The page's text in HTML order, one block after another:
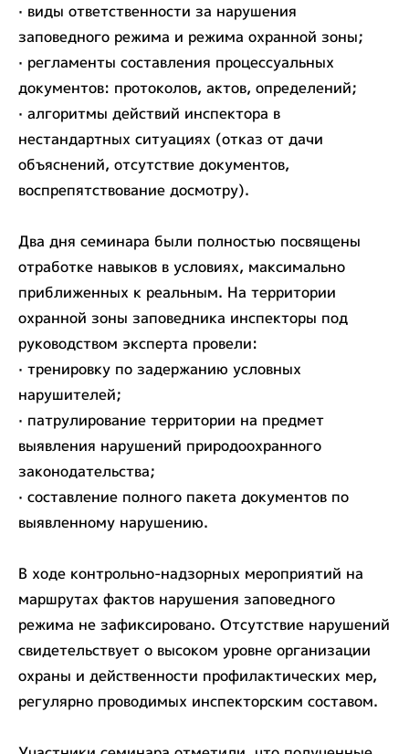
· виды ответственности за нарушения
заповедного режима и режима охранной зоны;
· регламенты составления процессуальных
документов: протоколов, актов, определений;
· алгоритмы действий инспектора в
нестандартных ситуациях (отказ от дачи
объяснений, отсутствие документов,
воспрепятствование досмотру).
Два дня семинара были полностью посвящены
отработке навыков в условиях, максимально
приближенных к реальным. На территории
охранной зоны заповедника инспекторы под
руководством эксперта провели:
· тренировку по задержанию условных
нарушителей;
· патрулирование территории на предмет
выявления нарушений природоохранного
законодательства;
· составление полного пакета документов по
выявленному нарушению.
В ходе контрольно-надзорных мероприятий на
маршрутах фактов нарушения заповедного
режима не зафиксировано. Отсутствие нарушений
свидетельствует о высоком уровне организации
охраны и действенности профилактических мер,
регулярно проводимых инспекторским составом.